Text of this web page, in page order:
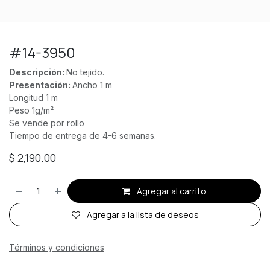
#14-3950
Descripción: No tejido.
Presentación: Ancho 1 m
Longitud 1 m
Peso 1g/m²
Se vende por rollo
Tiempo de entrega de 4-6 semanas.
$ 2,190.00
Agregar al carrito
Agregar a la lista de deseos
Términos y condiciones